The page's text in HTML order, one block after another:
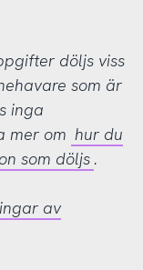
döljs viss
som är
inga
mer om hur du
som döljs .
av